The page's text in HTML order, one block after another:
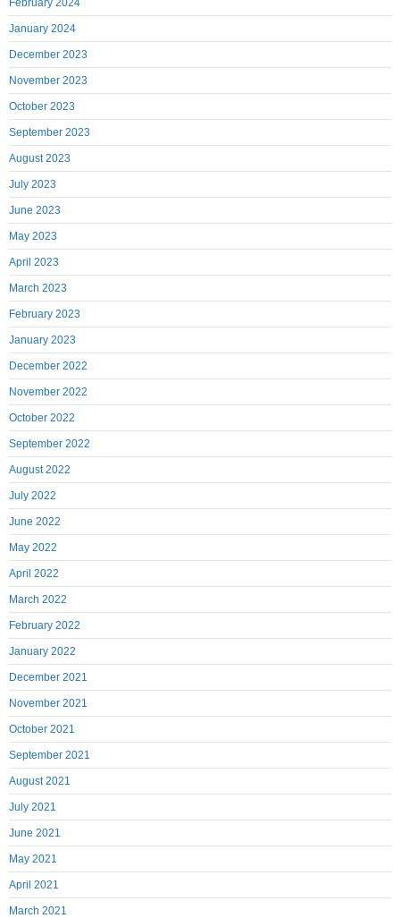
February 2024
January 2024
December 2023
November 2023
October 2023
September 2023
August 2023
July 2023
June 2023
May 2023
April 2023
March 2023
February 2023
January 2023
December 2022
November 2022
October 2022
September 2022
August 2022
July 2022
June 2022
May 2022
April 2022
March 2022
February 2022
January 2022
December 2021
November 2021
October 2021
September 2021
August 2021
July 2021
June 2021
May 2021
April 2021
March 2021